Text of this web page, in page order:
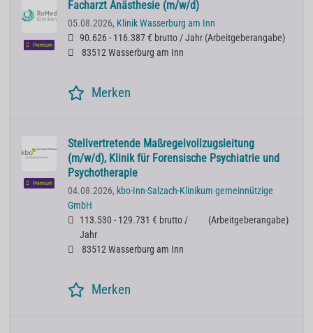
Premium
Facharzt Anästhesie (m/w/d)
05.08.2026, Klinik Wasserburg am Inn
90.626 - 116.387 € brutto / Jahr (Arbeitgeberangabe)
83512 Wasserburg am Inn
Merken
Premium
Stellvertretende Maßregelvollzugsleitung
(m/w/d), Klinik für Forensische Psychiatrie und
Psychotherapie
04.08.2026, kbo-Inn-Salzach-Klinikum gemeinnützige
GmbH
113.530 - 129.731 € brutto /
Jahr
(Arbeitgeberangabe)
83512 Wasserburg am Inn
Merken